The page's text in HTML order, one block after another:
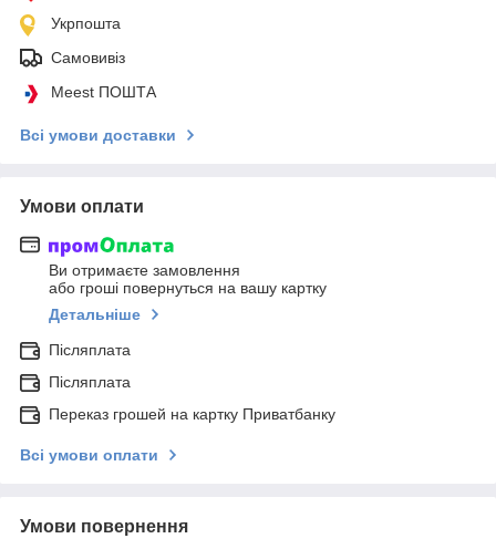
Укрпошта
Самовивіз
Meest ПОШТА
Всі умови доставки
Умови оплати
Ви отримаєте замовлення
або гроші повернуться на вашу картку
Детальніше
Післяплата
Післяплата
Переказ грошей на картку Приватбанку
Всі умови оплати
Умови повернення